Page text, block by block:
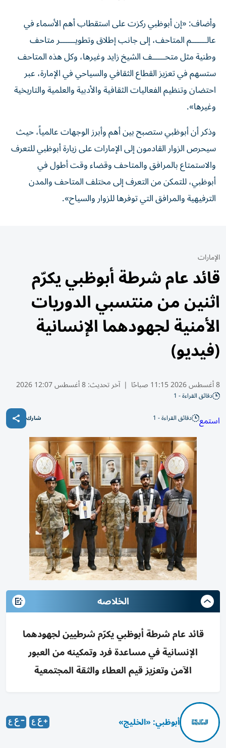
وأضاف: «إن أبوظبي ركزت على استقطاب أهم الأسماء في
عالــــــم المتاحف، إلى جانب إطلاق وتطويــــــر متاحف
وطنية مثل متحـــــف الشيخ زايد وغيرها، وكل هذه المتاحف
ستسهم في تعزيز القطاع الثقافي والسياحي في الإمارة، عبر
احتضان وتنظيم الفعاليات الثقافية والأدبية والعلمية والتاريخية
وغيرها».
وذكر أن أبوظبي ستصبح بين أهم وأبرز الوجهات عالمياً، حيث
سيحرص الزوار القادمون إلى الإمارات على زيارة أبوظبي للتعرف
والاستمتاع بالمرافق والمتاحف وقضاء وقت أطول في
أبوظبي، للتمكن من التعرف إلى مختلف المتاحف والمدن
الترفيهية والمرافق التي توفرها للزوار والسياح».
الإمارات
قائد عام شرطة أبوظبي يكرّم
اثنين من منتسبي الدوريات
الأمنية لجهودهما الإنسانية
(فيديو)
8 أغسطس 2026 11:15 صباحًا | آخر تحديث:8 أغسطس 12:07 2026
دقائق القراءة - 1
استمع دقائق القراءة - 1 شارك
الخلاصه
قائد عام شرطة أبوظبي يكرّم شرطيين لجهودهما
الإنسانية في مساعدة فرد وتمكينه من العبور
الآمن وتعزيز قيم العطاء والثقة المجتمعية
أبوظبي: «الخليج»